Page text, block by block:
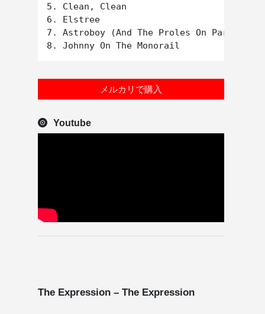
5. Clean, Clean
6. Elstree
7. Astroboy (And The Proles On Parade)
メルカリで購入
Youtube
The Expression – The Expression